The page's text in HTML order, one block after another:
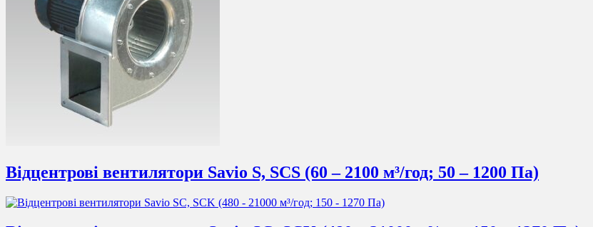
Відцентрові вентилятори Savio S, SCS (60 – 2100 м³/год; 50 – 1200 Па)